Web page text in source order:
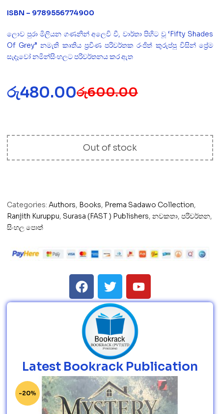
ISBN – 9789556774900
ලොව පුරා මිලියන ගණනින් අලෙවි වී, වාර්තා පිහිට වූ ‘Fifty Shades
Of Grey” නමැති කෘතිය ප්‍රවීණ පරිවර්තක රංජිත් කුරුප්පු විසින් ප්‍රේම
සැදෑවෝ නමින්සිංහලට පරිවර්තනය කර ඇත
රු600.00
රු480.00
Out of stock
Categories: Authors, Books, Prema Sadawo Collection,
Ranjith Kuruppu, Surasa (FAST ) Publishers, නවකතා, පරිවර්තන,
සිංහල පොත්
Latest Bookrack Publication
-20%